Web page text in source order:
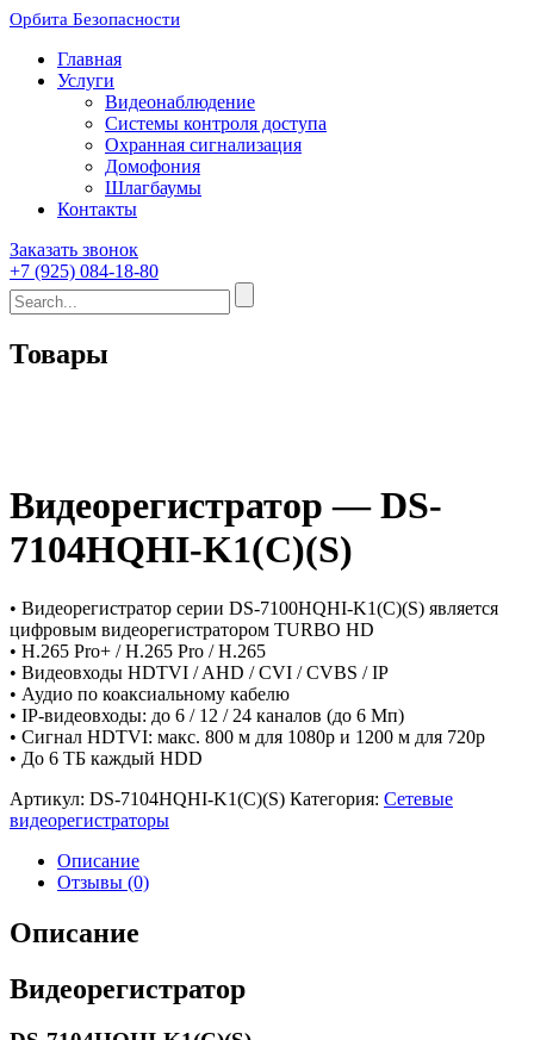
Орбита Безопасности
Главная
Услуги
Видеонаблюдение
Системы контроля доступа
Охранная сигнализация
Домофония
Шлагбаумы
Контакты
Заказать звонок
+7 (925) 084-18-80
Товары
Видеорегистратор — DS-
7104HQHI-K1(C)(S)
• Видеорегистратор серии DS-7100HQHI-K1(C)(S) является
цифровым видеорегистратором TURBO HD
• H.265 Pro+ / H.265 Pro / H.265
• Видеовходы HDTVI / AHD / CVI / CVBS / IP
• Аудио по коаксиальному кабелю
• IP-видеовходы: до 6 / 12 / 24 каналов (до 6 Мп)
• Сигнал HDTVI: макс. 800 м для 1080p и 1200 м для 720p
• До 6 TБ каждый HDD
Артикул: DS-7104HQHI-K1(C)(S) Категория: Сетевые
видеорегистраторы
Описание
Отзывы (0)
Описание
Видеорегистратор